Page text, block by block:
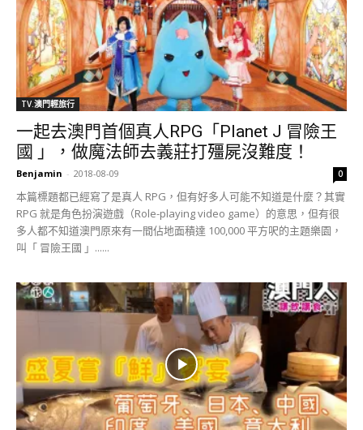
TV.澳門輕旅行
一起去澳門首個真人RPG「Planet J 冒險王
國 」，做魔法師去義莊打殭屍沒難度！
Benjamin - 2018-08-09 0
本篇標題都已經寫了是真人 RPG，但有好多人可能不知道是什麼？其實
RPG 就是角色扮演遊戲（Role-playing video game）的意思，但有很
多人都不知道澳門原來有一間佔地面積達 100,000 平方呎的主題樂園，
叫「 冒險王國 」......